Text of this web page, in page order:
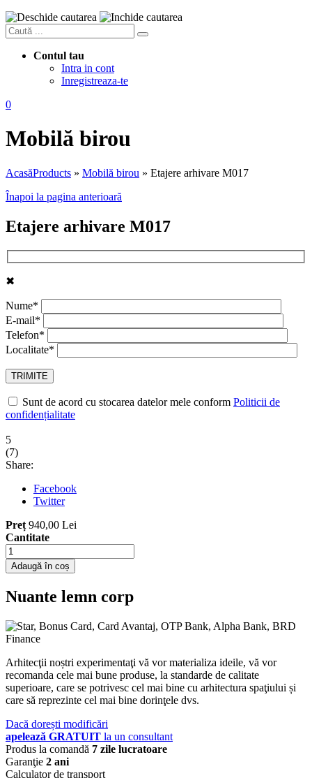
Contul tau
Intra in cont
Inregistreaza-te
0
Mobilă birou
AcasăProducts » Mobilă birou » Etajere arhivare M017
Înapoi la pagina anterioară
Etajere arhivare M017
✖
Nume*
E-mail*
Telefon*
Localitate*
Sunt de acord cu stocarea datelor mele conform Politicii de
confidențialitate
5
(7)
Share:
Facebook
Twitter
Preț 940,00 Lei
Cantitate
Adaugă în coș
Nuante lemn corp
Arhitecţii noștri experimentaţi vă vor materializa ideile, vă vor
recomanda cele mai bune produse, la standarde de calitate
superioare, care se potrivesc cel mai bine cu arhitectura spaţiului și
care să reprezinte cel mai bine dorinţele dvs.
Dacă dorești modificări
apelează GRATUIT la un consultant
Produs la comandă 7 zile lucratoare
Garanţie 2 ani
Calculator de transport